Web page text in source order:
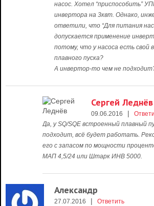
насос. Хотел “приспособить”
инвертора на 3квт. Однако,
ответили, что “Для питания
допускается применение
потому, что у насоса есть свой
плавного пуска?
А инвертор-то чем не
Сергей Леднёв
09.06.2016 |
Да, у SQ/SQE встроенный плавный
подходит, всё будет работать.
его с запасом по мощности
МАП 4,5/24 или Штарк ИНВ 5000.
Александр
27.07.2016 |
Ответить